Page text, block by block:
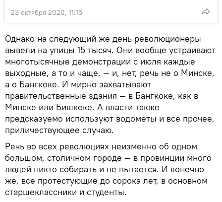
23 октября 2020, 11:15
Однако на следующий же день революционеры
вывели на улицы 15 тысяч. Они вообще устраивают
многотысячные демонстрации с июля каждые
выходные, а то и чаще, — и, нет, речь не о Минске,
а о Бангкоке. И мирно захватывают
правительственные здания — в Бангкоке, как в
Минске или Бишкеке. А власти также
предсказуемо используют водометы и все прочее,
приличествующее случаю.
Речь во всех революциях неизменно об одном
большом, столичном городе — в провинции много
людей никто собирать и не пытается. И конечно
же, все протестующие до сорока лет, в основном
старшеклассники и студенты.